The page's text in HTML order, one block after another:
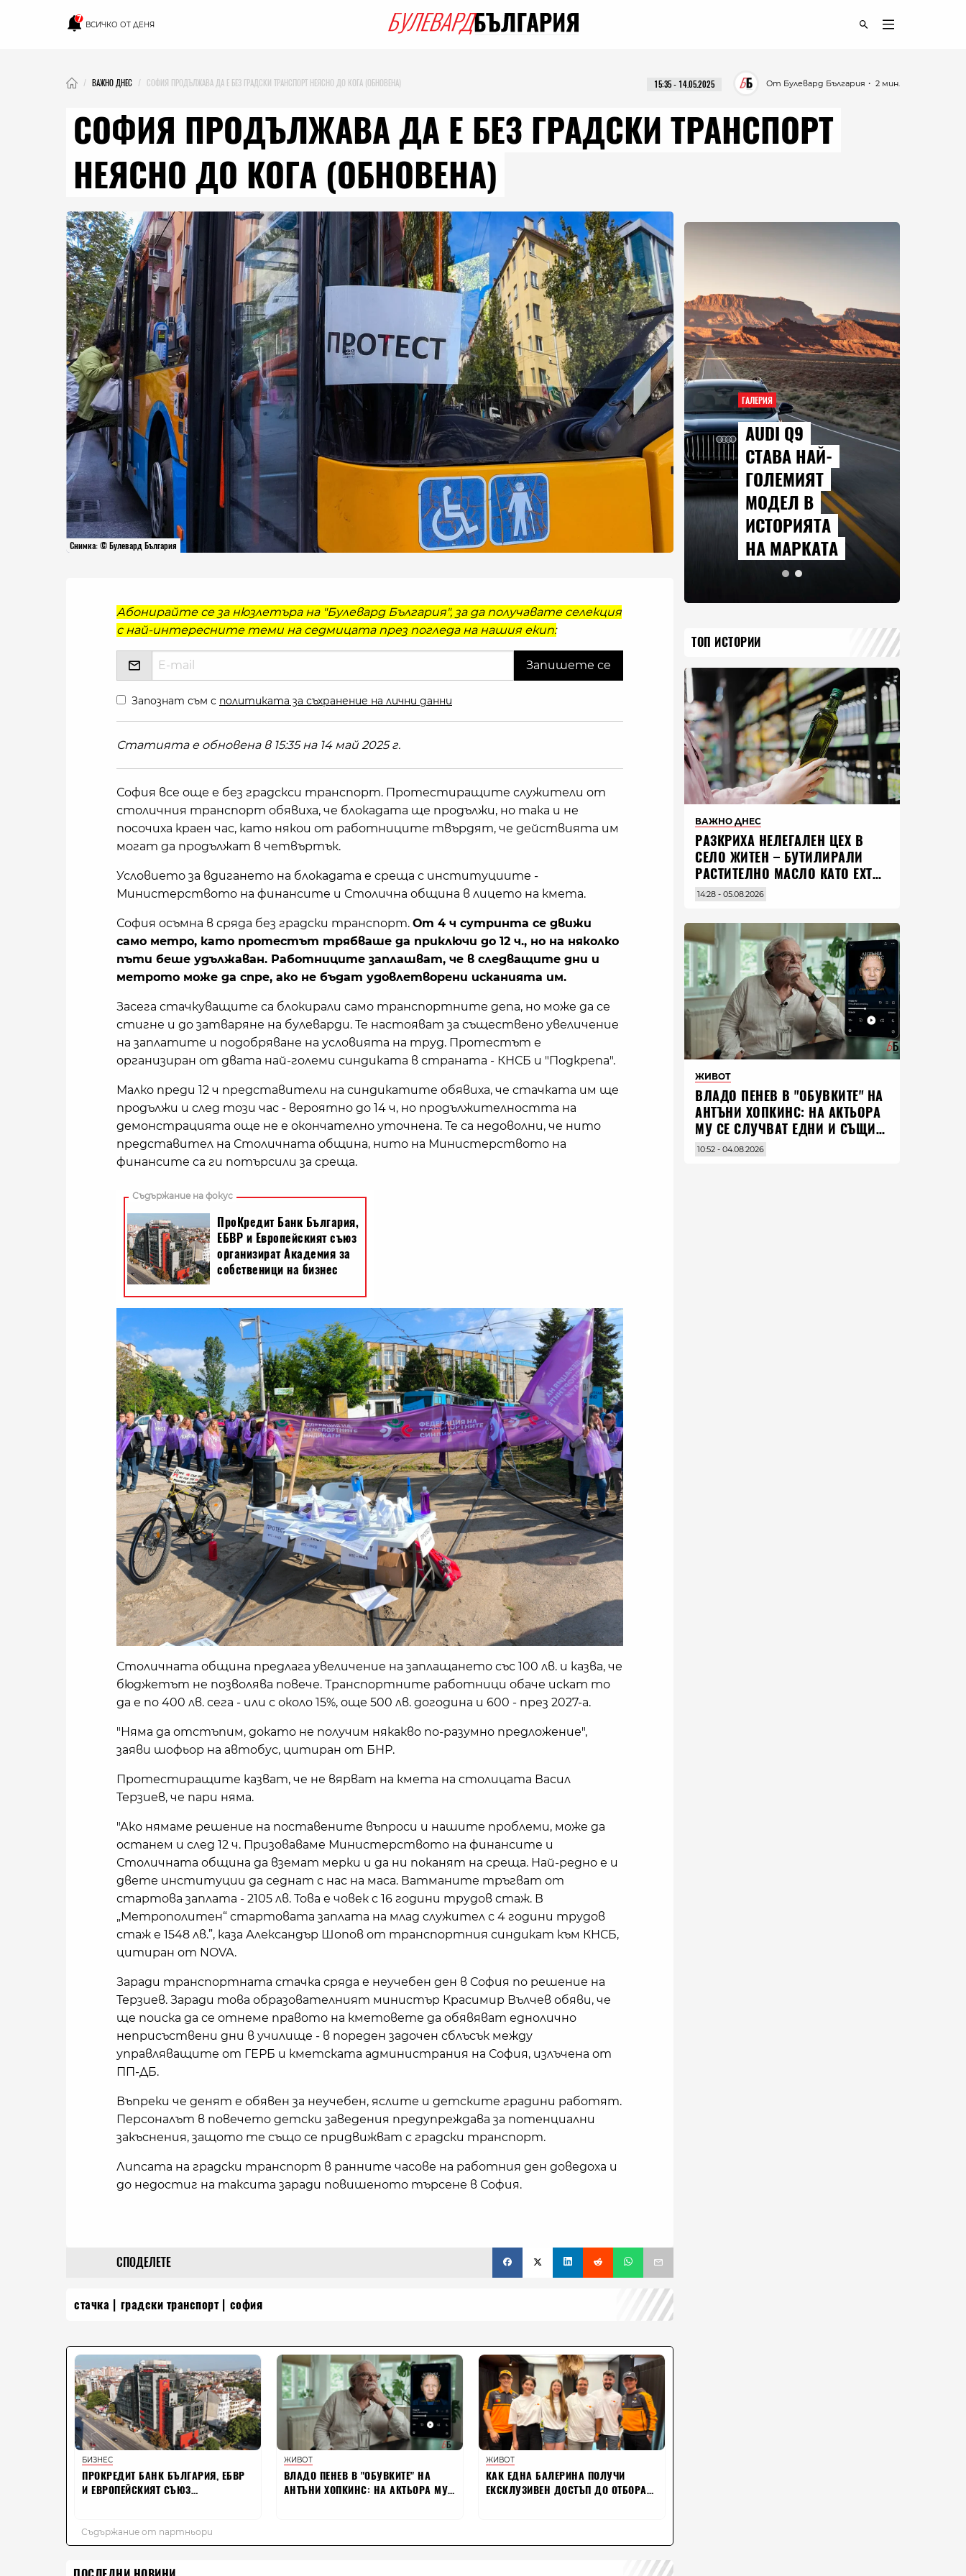
7
ВСИЧКО ОТ ДЕНЯ
ВАЖНО ДНЕС СОФИЯ ПРОДЪЛЖАВА ДА Е БЕЗ ГРАДСКИ ТРАНСПОРТ НЕЯСНО ДО КОГА (ОБНОВЕНА) ・ 2 мин.
От Булевард България
15:35 - 14.05.2025
СОФИЯ ПРОДЪЛЖАВА ДА Е БЕЗ ГРАДСКИ ТРАНСПОРТ
НЕЯСНО ДО КОГА (ОБНОВЕНА)
Снимка: © Булевард България
Абонирайте се за нюзлетъра на "Булевард България", за да получавате селекция
с най-интересните теми на седмицата през погледа на нашия екип:
Запознат съм с политиката за съхранение на лични данни
Статията е обновена в 15:35 на 14 май 2025 г.
София все още е без градскси транспорт. Протестиращите служители от
столичния транспорт обявиха, че блокадата ще продължи, но така и не
посочиха краен час, като някои от работниците твърдят, че действията им
могат да продължат в четвъртък.
Условието за вдигането на блокадата е среща с институциите -
Министерството на финансите и Столична община в лицето на кмета.
София осъмна в сряда без градски транспорт. От 4 ч сутринта се движи
само метро, като протестът трябваше да приключи до 12 ч., но на няколко
пъти беше удължаван. Работниците заплашват, че в следващите дни и
метрото може да спре, ако не бъдат удовлетворени исканията им.
Засега стачкуващите са блокирали само транспортните депа, но може да се
стигне и до затваряне на булеварди. Те настояват за съществено увеличение
на заплатите и подобряване на условията на труд. Протестът е
организиран от двата най-големи синдиката в страната - КНСБ и "Подкрепа".
Малко преди 12 ч представители на синдикатите обявиха, че стачката им ще
продължи и след този час - вероятно до 14 ч, но продължителността на
демонстрацията още не е окончателно уточнена. Те са недоволни, че нито
представител на Столичната община, нито на Министерството на
финансите са ги потърсили за среща.
Столичната община предлага увеличение на заплащането със 100 лв. и казва, че
бюджетът не позволява повече. Транспортните работници обаче искат то
да е по 400 лв. сега - или с около 15%, още 500 лв. догодина и 600 - през 2027-а.
"Няма да отстъпим, докато не получим някакво по-разумно предложение",
заяви шофьор на автобус, цитиран от БНР.
Протестиращите казват, че не вярват на кмета на столицата Васил
Терзиев, че пари няма.
"Ако нямаме решение на поставените въпроси и нашите проблеми, може да
останем и след 12 ч. Призоваваме Министерството на финансите и
Столичната община да вземат мерки и да ни поканят на среща. Най-редно е и
двете институции да седнат с нас на маса. Ватманите тръгват от
стартова заплата - 2105 лв. Това е човек с 16 години трудов стаж. В
„Метрополитен“ стартовата заплата на млад служител с 4 години трудов
стаж е 1548 лв.”, каза Александър Шопов от транспортния синдикат към КНСБ,
цитиран от NOVA.
Заради транспортната стачка сряда е неучебен ден в София по решение на
Терзиев. Заради това образователният министър Красимир Вълчев обяви, че
ще поиска да се отнеме правото на кметовете да обявяват еднолично
неприсъствени дни в училище - в пореден задочен сблъсък между
управляващите от ГЕРБ и кметската администрания на София, излъчена от
ПП-ДБ.
Въпреки че денят е обявен за неучебен, яслите и детските градини работят.
Персоналът в повечето детски заведения предупреждава за потенциални
закъснения, защото те също се придвижват с градски транспорт.
Липсата на градски транспорт в ранните часове на работния ден доведоха и
до недостиг на таксита заради повишеното търсене в София.
СПОДЕЛЕТЕ
стачка градски транспорт софия
ГАЛЕРИЯ
AUDI Q9
СТАВА НАЙ-
ГОЛЕМИЯТ
МОДЕЛ В
ИСТОРИЯТА
НА МАРКАТА
ТОП ИСТОРИИ
ВАЖНО ДНЕС
РАЗКРИХА НЕЛЕГАЛЕН ЦЕХ В
СЕЛО ЖИТЕН – БУТИЛИРАЛИ
РАСТИТЕЛНО МАСЛО КАТО EXTRA
VIRGIN ЗЕХТИН
14:28 - 05.08.2026
ЖИВОТ
ВЛАДO ПЕНЕВ В "ОБУВКИТЕ" НА
АНТЪНИ ХОПКИНС: НА АКТЬОРА
МУ СЕ СЛУЧВАТ ЕДНИ И СЪЩИ
НЕЩА ПО ЦЕЛИЯ СВЯТ
10:52 - 04.08.2026